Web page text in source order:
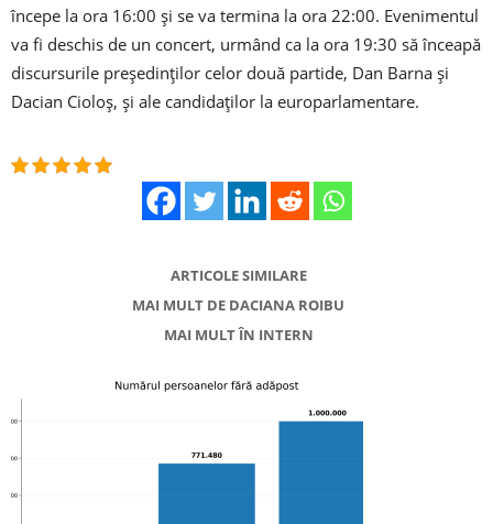
începe la ora 16:00 şi se va termina la ora 22:00. Evenimentul
va fi deschis de un concert, urmând ca la ora 19:30 să înceapă
discursurile preşedinţilor celor două partide, Dan Barna şi
Dacian Cioloş, şi ale candidaţilor la europarlamentare.
ARTICOLE SIMILARE
MAI MULT DE DACIANA ROIBU
MAI MULT ÎN INTERN